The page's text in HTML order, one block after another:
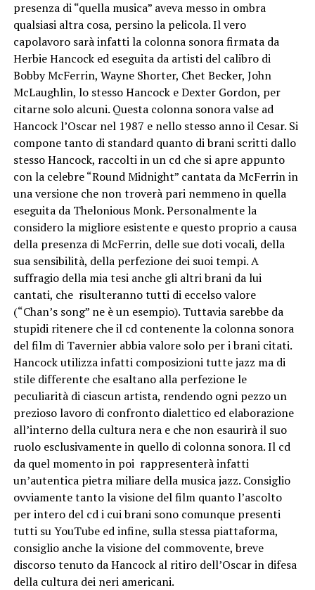
presenza di “quella musica” aveva messo in ombra
qualsiasi altra cosa, persino la pelicola. Il vero
capolavoro sarà infatti la colonna sonora firmata da
Herbie Hancock ed eseguita da artisti del calibro di
Bobby McFerrin, Wayne Shorter, Chet Becker, John
McLaughlin, lo stesso Hancock e Dexter Gordon, per
citarne solo alcuni. Questa colonna sonora valse ad
Hancock l’Oscar nel 1987 e nello stesso anno il Cesar. Si
compone tanto di standard quanto di brani scritti dallo
stesso Hancock, raccolti in un cd che si apre appunto
con la celebre “Round Midnight” cantata da McFerrin in
una versione che non troverà pari nemmeno in quella
eseguita da Thelonious Monk. Personalmente la
considero la migliore esistente e questo proprio a causa
della presenza di McFerrin, delle sue doti vocali, della
sua sensibilità, della perfezione dei suoi tempi. A
suffragio della mia tesi anche gli altri brani da lui
cantati, che risulteranno tutti di eccelso valore
(“Chan’s song” ne è un esempio). Tuttavia sarebbe da
stupidi ritenere che il cd contenente la colonna sonora
del film di Tavernier abbia valore solo per i brani citati.
Hancock utilizza infatti composizioni tutte jazz ma di
stile differente che esaltano alla perfezione le
peculiarità di ciascun artista, rendendo ogni pezzo un
prezioso lavoro di confronto dialettico ed elaborazione
all’interno della cultura nera e che non esaurirà il suo
ruolo esclusivamente in quello di colonna sonora. Il cd
da quel momento in poi rappresenterà infatti
un’autentica pietra miliare della musica jazz. Consiglio
ovviamente tanto la visione del film quanto l’ascolto
per intero del cd i cui brani sono comunque presenti
tutti su YouTube ed infine, sulla stessa piattaforma,
consiglio anche la visione del commovente, breve
discorso tenuto da Hancock al ritiro dell’Oscar in difesa
della cultura dei neri americani.